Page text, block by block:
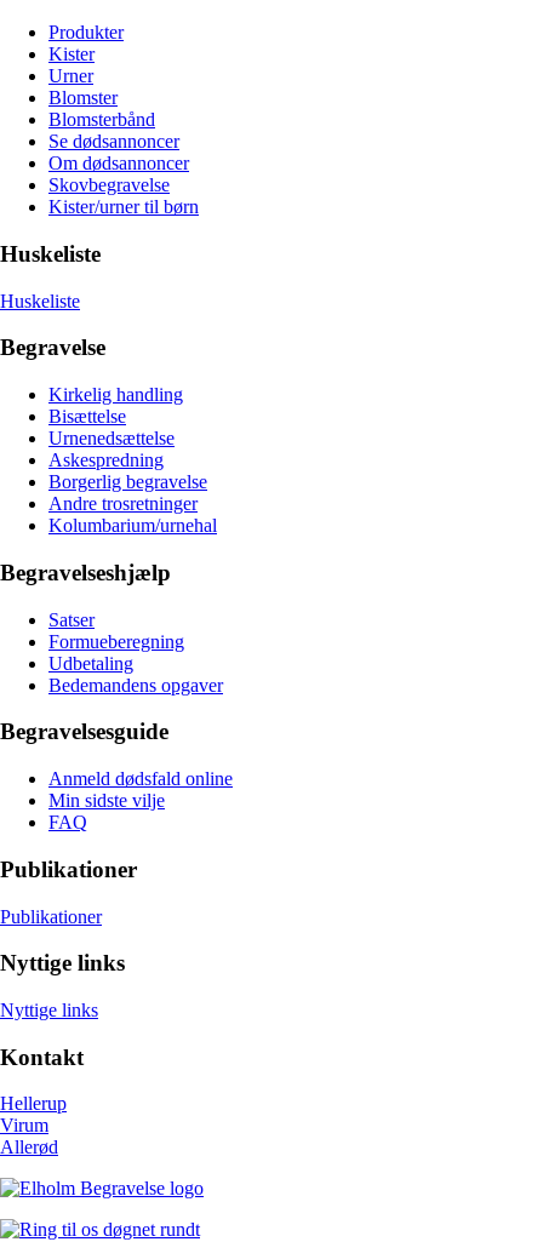
Produkter
Kister
Urner
Blomster
Blomsterbånd
Se dødsannoncer
Om dødsannoncer
Skovbegravelse
Kister/urner til børn
Huskeliste
Huskeliste
Begravelse
Kirkelig handling
Bisættelse
Urnenedsættelse
Askespredning
Borgerlig begravelse
Andre trosretninger
Kolumbarium/urnehal
Begravelseshjælp
Satser
Formueberegning
Udbetaling
Bedemandens opgaver
Begravelsesguide
Anmeld dødsfald online
Min sidste vilje
FAQ
Publikationer
Publikationer
Nyttige links
Nyttige links
Kontakt
Hellerup
Virum
Allerød